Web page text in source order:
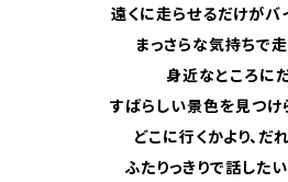
遠くに走らせるだけがバ
まっさらな気持ちで走
身近なところにだ
すばらしい景色を見つけ
どこに行くかより、だ
ふたりっきりで話したい